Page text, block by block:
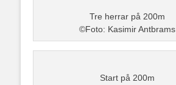
Tre herrar på 200m
©Foto: Kasimir Antbrams
Start på 200m